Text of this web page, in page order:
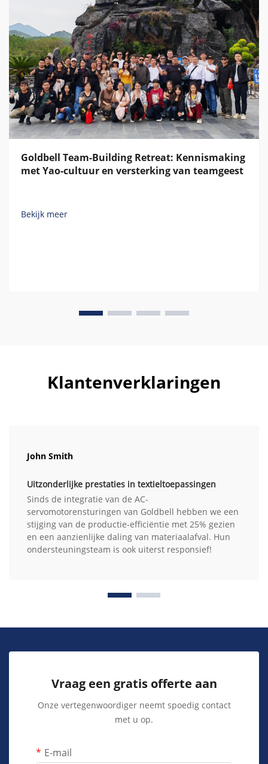
Goldbell Team-Building Retreat: Kennismaking
met Yao-cultuur en versterking van teamgeest
Bekijk meer
Klantenverklaringen
John Smith
Uitzonderlijke prestaties in textieltoepassingen
Sinds de integratie van de AC-
servomotorensturingen van Goldbell hebben we een
stijging van de productie-efficiëntie met 25% gezien
en een aanzienlijke daling van materiaalafval. Hun
ondersteuningsteam is ook uiterst responsief!
Vraag een gratis offerte aan
Onze vertegenwoordiger neemt spoedig contact
met u op.
E-mail